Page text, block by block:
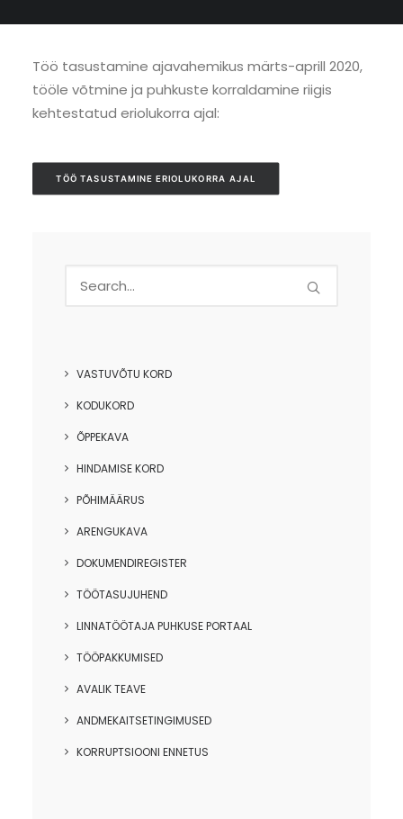
Töö tasustamine ajavahemikus märts-aprill 2020,
tööle võtmine ja puhkuste korraldamine riigis
kehtestatud eriolukorra ajal:
TÖÖ TASUSTAMINE ERIOLUKORRA AJAL
VASTUVÕTU KORD
KODUKORD
ÕPPEKAVA
HINDAMISE KORD
PÕHIMÄÄRUS
ARENGUKAVA
DOKUMENDIREGISTER
TÖÖTASUJUHEND
LINNATÖÖTAJA PUHKUSE PORTAAL
TÖÖPAKKUMISED
AVALIK TEAVE
ANDMEKAITSETINGIMUSED
KORRUPTSIOONI ENNETUS